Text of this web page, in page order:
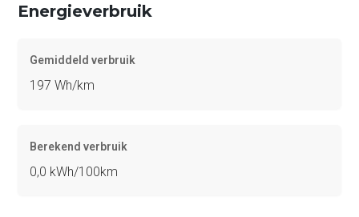
Energieverbruik
Gemiddeld verbruik
197 Wh/km
Berekend verbruik
0,0 kWh/100km